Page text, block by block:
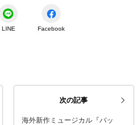
LINE Facebook
次の記事
海外新作ミュージカル『バッ